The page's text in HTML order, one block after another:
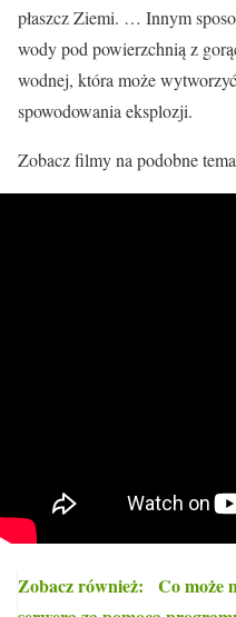
płaszcz Ziemi. … Innym
wody pod powierzchnią z
wodnej, która może
spowodowania eksplozji.
Zobacz filmy na podobne
Zobacz również:
Co może